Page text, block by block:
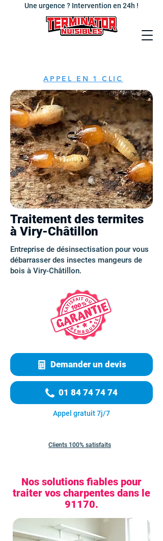
Une urgence ? Intervention en 24h !
APPEL EN 1 CLIC
Traitement des termites
à Viry-Châtillon
Entreprise de désinsectisation pour vous
débarrasser des insectes mangeurs de
bois à Viry-Châtillon.
Demander un devis
01 84 74 74 74
Appel gratuit 7j/7
Clients 100% satisfaits
Nos solutions fiables pour
traiter vos charpentes dans le
91170.